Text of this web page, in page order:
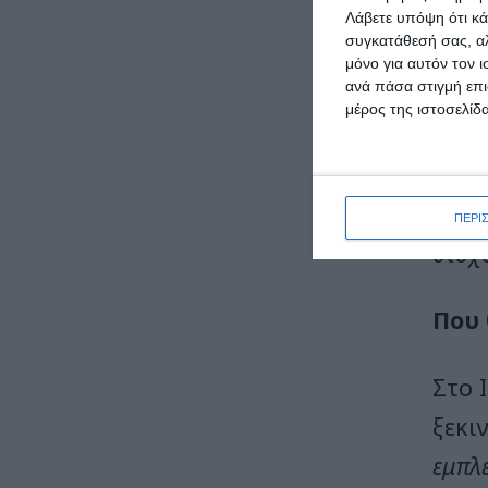
Λάβετε υπόψη ότι
συγκατάθεσή σας,
μόνο για αυτόν τον
ανά πάσα στιγμή
μέρος της
έναν
μια
Που
Στο